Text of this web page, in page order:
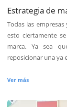
Estrategia de
Todas las
esto ciertamente
marca. Ya sea
reposicionar una ya
Ver más